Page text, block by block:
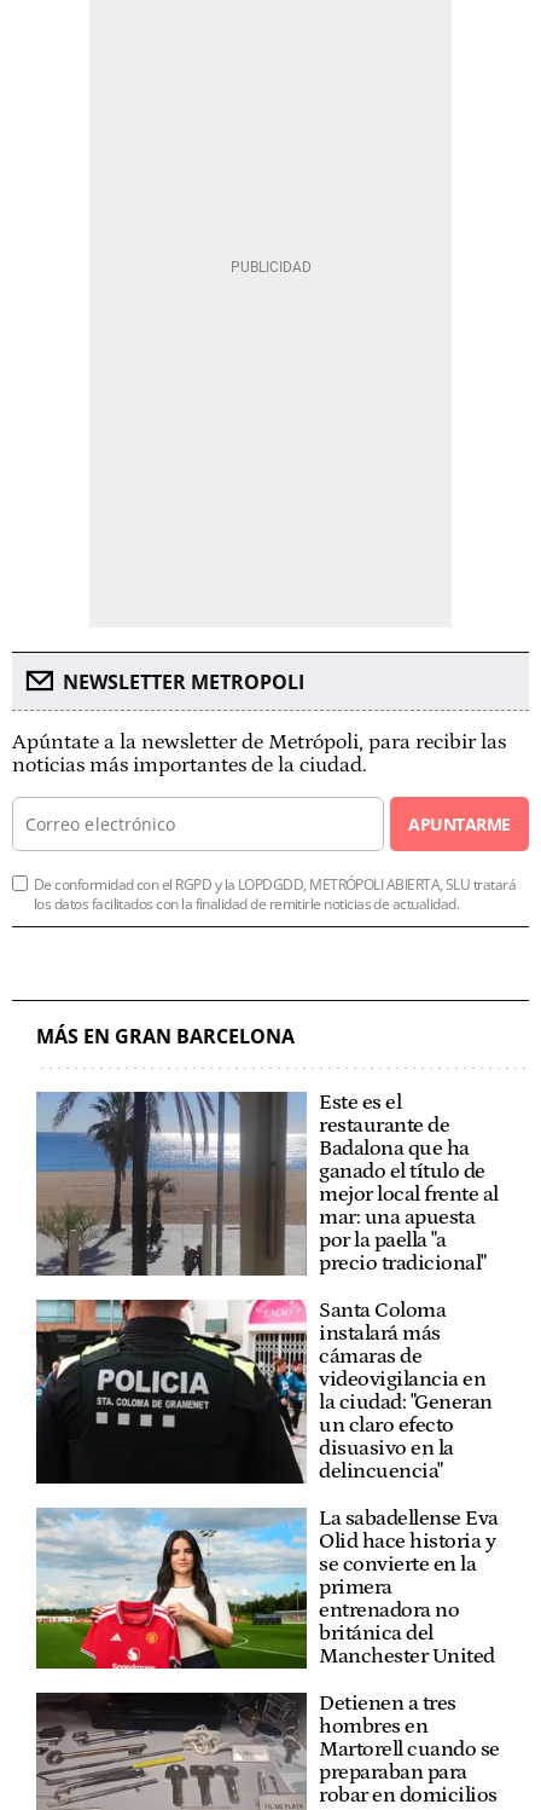
NEWSLETTER METROPOLI
Apúntate a la newsletter de Metrópoli, para recibir las
noticias más importantes de la ciudad.
APUNTARME
De conformidad con el RGPD y la LOPDGDD, METRÓPOLI ABIERTA, SLU tratará
los datos facilitados con la finalidad de remitirle noticias de actualidad.
MÁS EN GRAN BARCELONA
Este es el
restaurante de
Badalona que ha
ganado el título de
mejor local frente al
mar: una apuesta
por la paella "a
precio tradicional"
Santa Coloma
instalará más
cámaras de
videovigilancia en
la ciudad: "Generan
un claro efecto
disuasivo en la
delincuencia"
La sabadellense Eva
Olid hace historia y
se convierte en la
primera
entrenadora no
británica del
Manchester United
Detienen a tres
hombres en
Martorell cuando se
preparaban para
robar en domicilios